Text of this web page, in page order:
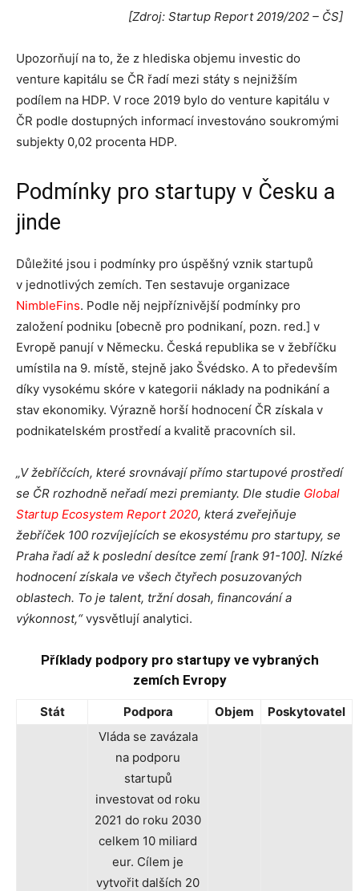
[Zdroj: Startup Report 2019/202 – ČS]
Upozorňují na to, že z hlediska objemu investic do
venture kapitálu se ČR řadí mezi státy s nejnižším
podílem na HDP. V roce 2019 bylo do venture kapitálu v
ČR podle dostupných informací investováno soukromými
subjekty 0,02 procenta HDP.
Podmínky pro startupy v Česku a
jinde
Důležité jsou i podmínky pro úspěšný vznik startupů
v jednotlivých zemích. Ten sestavuje organizace
NimbleFins. Podle něj nejpříznivější podmínky pro
založení podniku [obecně pro podnikaní, pozn. red.] v
Evropě panují v Německu. Česká republika se v žebříčku
umístila na 9. místě, stejně jako Švédsko. A to především
díky vysokému skóre v kategorii náklady na podnikání a
stav ekonomiky. Výrazně horší hodnocení ČR získala v
podnikatelském prostředí a kvalitě pracovních sil.
„V žebříčcích, které srovnávají přímo startupové prostředí
se ČR rozhodně neřadí mezi premianty. Dle studie Global
Startup Ecosystem Report 2020, která zveřejňuje
žebříček 100 rozvíjejících se ekosystému pro startupy, se
Praha řadí až k poslední desítce zemí [rank 91-100]. Nízké
hodnocení získala ve všech čtyřech posuzovaných
oblastech. To je talent, tržní dosah, financování a
výkonnost,“vysvětlují analytici.
Příklady podpory pro startupy ve vybraných
zemích Evropy
Stát Podpora Objem Poskytovatel
Vláda se zavázala
na podporu
startupů
investovat od roku
2021 do roku 2030
celkem 10 miliard
eur. Cílem je
vytvořit dalších 20